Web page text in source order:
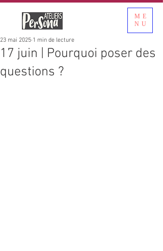
ME
NU
17 juin | Pourquoi poser des
questions ?
23 mai 2025 1 min de lecture